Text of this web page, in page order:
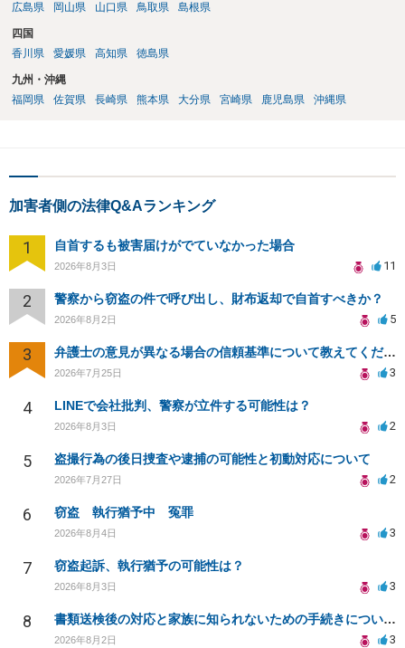
広島県
岡山県 山口県 鳥取県 島根県
四国
香川県
愛媛県 高知県 徳島県
九州・沖縄
福岡県
佐賀県 長崎県 熊本県 大分県 宮崎県 鹿児島県 沖縄県
加害者側の法律Q&Aランキング
1 自首するも被害届けがでていなかった場合
2026年8月3日 11
2 警察から窃盗の件で呼び出し、財布返却で自首すべきか？
2026年8月2日 5
3 弁護士の意見が異なる場合の信頼基準について教えてください
2026年7月25日 3
4 LINEで会社批判、警察が立件する可能性は？
2026年8月3日 2
5 盗撮行為の後日捜査や逮捕の可能性と初動対応について
2026年7月27日 2
6 窃盗 執行猶予中 冤罪
2026年8月4日 3
7 窃盗起訴、執行猶予の可能性は？
2026年8月3日 3
8 書類送検後の対応と家族に知られないための手続きについて相談
2026年8月2日 3